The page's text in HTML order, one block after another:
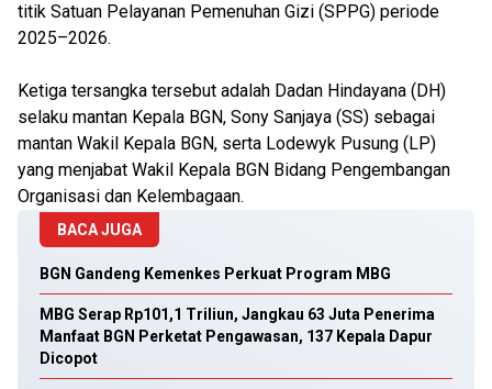
titik Satuan Pelayanan Pemenuhan Gizi (SPPG) periode
2025–2026.
Ketiga tersangka tersebut adalah Dadan Hindayana (DH)
selaku mantan Kepala BGN, Sony Sanjaya (SS) sebagai
mantan Wakil Kepala BGN, serta Lodewyk Pusung (LP)
yang menjabat Wakil Kepala BGN Bidang Pengembangan
Organisasi dan Kelembagaan.
BACA JUGA
BGN Gandeng Kemenkes Perkuat Program MBG
MBG Serap Rp101,1 Triliun, Jangkau 63 Juta Penerima
Manfaat BGN Perketat Pengawasan, 137 Kepala Dapur
Dicopot